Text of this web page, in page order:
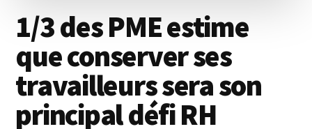
de
main
1/3 des PME estime
que conserver ses
travailleurs sera son
principal défi RH